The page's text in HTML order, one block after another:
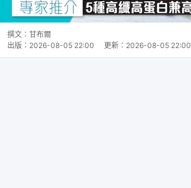
撰文： 甘布爾
出版： 2026-08-05 22:00 更新： 2026-08-05 22:00